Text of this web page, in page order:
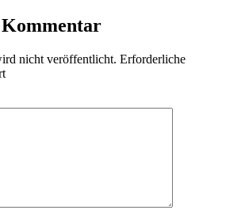
Kommentar
nicht veröffentlicht. Erforderliche